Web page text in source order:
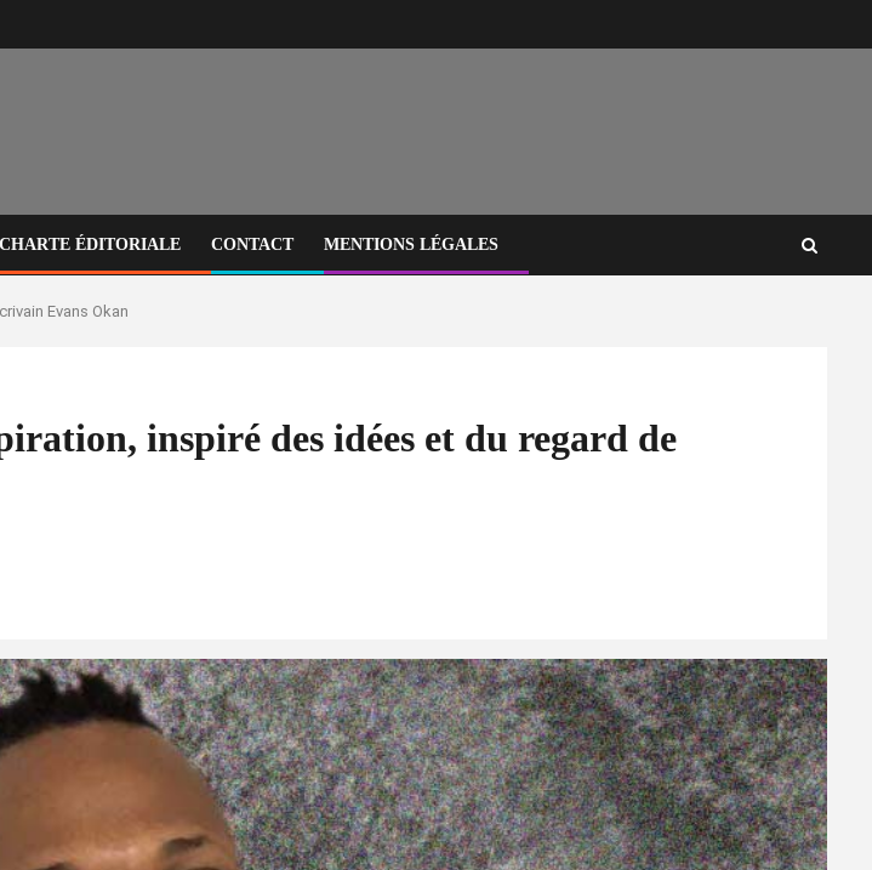
CHARTE ÉDITORIALE CONTACT MENTIONS LÉGALES
Evans Okan
inspiré des idées et du regard de